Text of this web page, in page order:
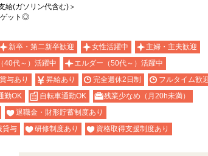
(ガソリン代含む)＞
ゲット◎
新卒・第二新卒歓迎 女性活躍中
主婦・主夫歓迎
40代～）活躍中
エルダー（50代～）活躍中
与あり 昇給あり 完全週休2日制
フルタイム歓
勤OK 自転車通勤OK
残業少なめ（月20h未満）
退職金・財形貯蓄制度あり
貸与 研修制度あり 資格取得支援制度あり